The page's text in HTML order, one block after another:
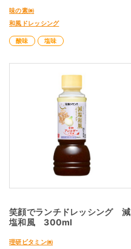
味の素㈱
和風ドレッシング
酸味 塩味
笑顔でランチドレッシング 減
塩和風 300ml
理研ビタミン㈱